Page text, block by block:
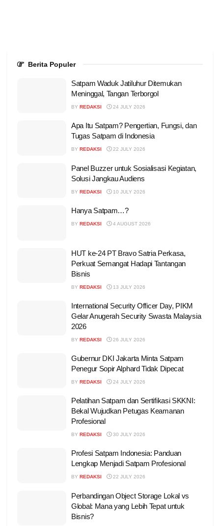
Berita Populer
Satpam Waduk Jatiluhur Ditemukan
Meninggal, Tangan Terborgol
BY REDAKSI 24 JULY 2026
Apa Itu Satpam? Pengertian, Fungsi, dan
Tugas Satpam di Indonesia
BY REDAKSI 22 JULY 2026
Panel Buzzer untuk Sosialisasi Kegiatan,
Solusi Jangkau Audiens
BY REDAKSI 10 JULY 2026
Hanya Satpam…?
BY REDAKSI 4 AUGUST 2026
HUT ke-24 PT Bravo Satria Perkasa,
Perkuat Semangat Hadapi Tantangan
Bisnis
BY REDAKSI 13 JULY 2026
International Security Officer Day, PIKM
Gelar Anugerah Security Swasta Malaysia
2026
BY REDAKSI 26 JULY 2026
Gubernur DKI Jakarta Minta Satpam
Penegur Sopir Alphard Tidak Dipecat
BY REDAKSI 24 JULY 2026
Pelatihan Satpam dan Sertifikasi SKKNI:
Bekal Wujudkan Petugas Keamanan
Profesional
BY REDAKSI 30 JULY 2026
Profesi Satpam Indonesia: Panduan
Lengkap Menjadi Satpam Profesional
BY REDAKSI 22 JULY 2026
Perbandingan Object Storage Lokal vs
Global: Mana yang Lebih Tepat untuk
Bisnis?